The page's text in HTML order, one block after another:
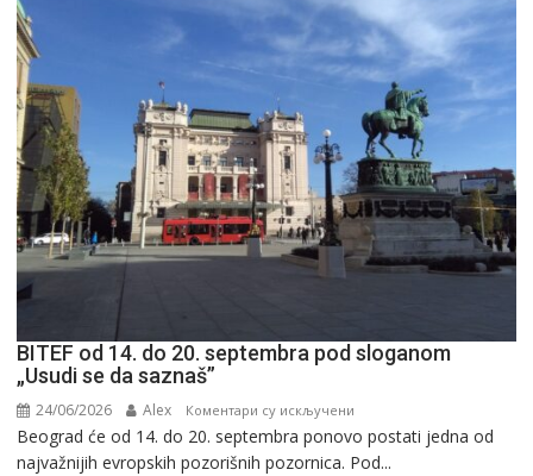
BITEF od 14. do 20. septembra pod sloganom
„Usudi se da saznaš”
24/06/2026 Alex Коментари су искључени
BITEF
od
Beograd će od 14. do 20. septembra ponovo postati jedna od
najvažnijih evropskih pozorišnih pozornica. Pod...